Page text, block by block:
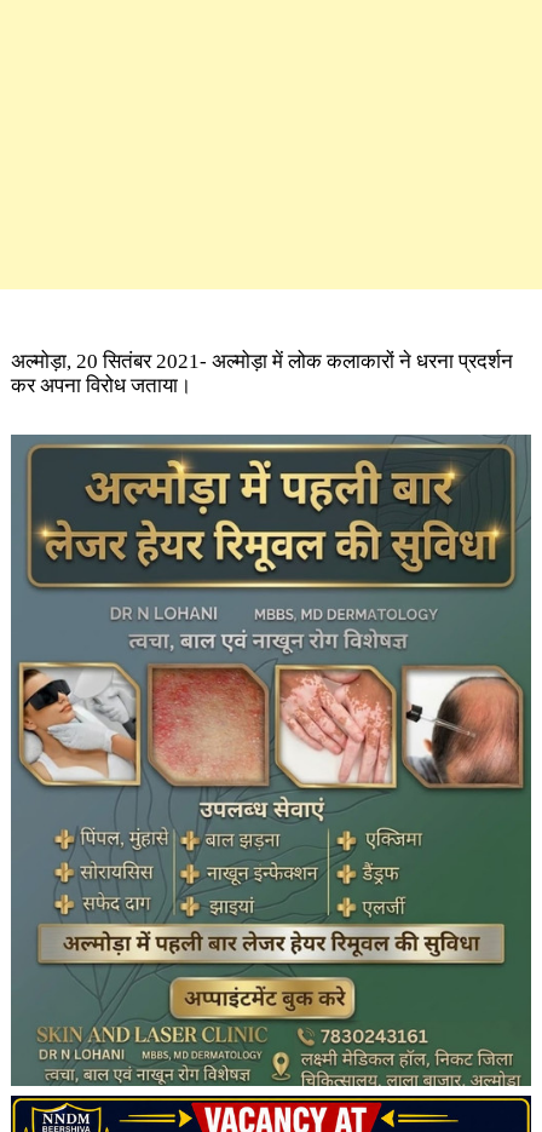
अल्मोड़ा, 20 सितंबर 2021- अल्मोड़ा में लोक कलाकारों ने धरना प्रदर्शन
कर अपना विरोध जताया।